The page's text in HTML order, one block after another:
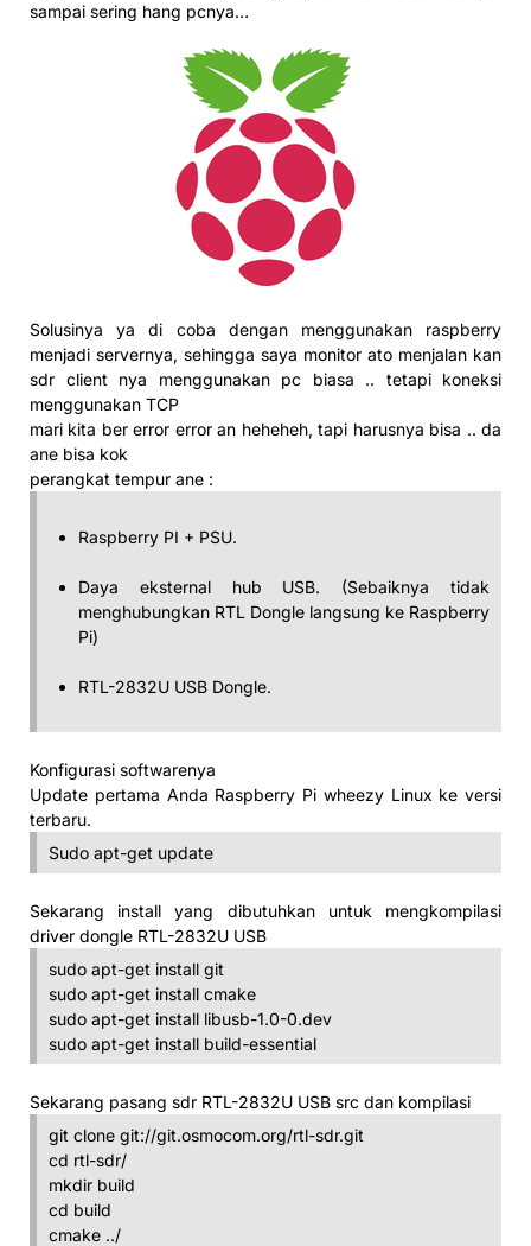
sampai sering hang pcnya…
Solusinya ya di coba dengan menggunakan raspberry
menjadi servernya, sehingga saya monitor ato menjalan kan
sdr client nya menggunakan pc biasa .. tetapi koneksi
menggunakan TCP
mari kita ber error error an heheheh, tapi harusnya bisa .. da
ane bisa kok
perangkat tempur ane :
Raspberry PI + PSU.
Daya eksternal hub USB. (Sebaiknya tidak
menghubungkan RTL Dongle langsung ke Raspberry
Pi)
RTL-2832U USB Dongle.
Konfigurasi softwarenya
Update pertama Anda Raspberry Pi wheezy Linux ke versi
terbaru.
Sudo apt-get update
Sekarang install yang dibutuhkan untuk mengkompilasi
driver dongle RTL-2832U USB
sudo apt-get install git
sudo apt-get install cmake
sudo apt-get install libusb-1.0-0.dev
sudo apt-get install build-essential
Sekarang pasang sdr RTL-2832U USB src dan kompilasi
git clone git://git.osmocom.org/rtl-sdr.git
cd rtl-sdr/
mkdir build
cd build
cmake ../